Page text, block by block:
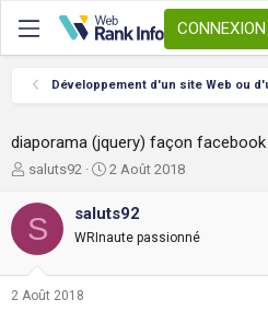
CONNEXION
Développement d'un site Web ou
diaporama (jquery) façon facebook
A
t
e
d
saluts92
D
t
d
2 Août 2018
S saluts92
WRInaute passionné
2 Août 2018